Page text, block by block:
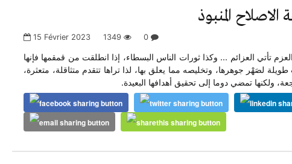
المنبوذ
15 Février 2023 1349 0
تأتي العزائم ... وكذا ثورات الناس البسطاء، إذا انطلقت من قمقمها فإنها
لصَهْر جوهرها، وتخليصه مما يعلق بها، لذا تراها تتقدم متثاقلة، متعثرة،
ولكنها تمضي دوما إلى تحقيق أهدافها البعيدة.